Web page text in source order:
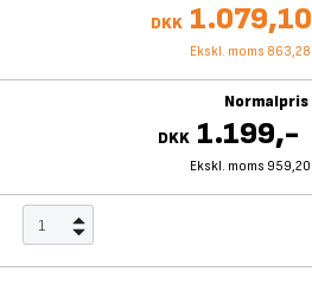
DKK 1.079,10
Ekskl. moms 863,28
Normalpris
DKK 1.199,-
Ekskl. moms 959,20